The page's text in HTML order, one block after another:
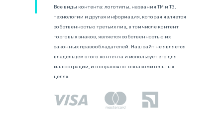
Все виды контента: логотипы, названия ТМ и ТЗ,
технологии и другая информация, которая является
собственностью третьих лиц, в том числе контент
торговых знаков, является собственностью их
законных правообладателей. Наш сайт не является
владельцем этого контента и использует его для
иллюстрации, и в справочно-ознакомительных
целях.